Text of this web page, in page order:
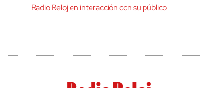
Radio Reloj en interacción con su público